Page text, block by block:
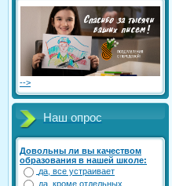
-->
Наш опрос
Довольны ли вы качеством
образования в нашей школе:
да, все устраивает
да, кроме отдельных